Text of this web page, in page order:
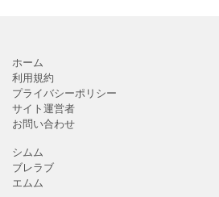
ホーム
利用規約
プライバシーポリシー
サイト運営者
お問い合わせ
シムム
ブレラブ
エムム